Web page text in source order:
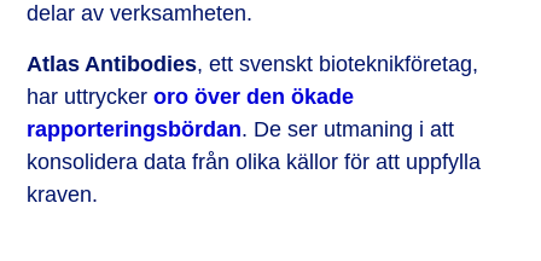
delar av verksamheten.
Atlas Antibodies, ett svenskt bioteknikföretag,
har uttryckeroro över den ökade
rapporteringsbördan. De ser utmaning i att
konsolidera data från olika källor för att uppfylla
kraven.